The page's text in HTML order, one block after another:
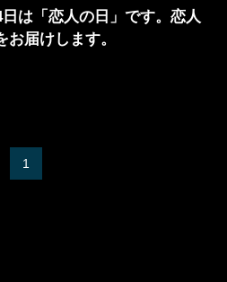
は「恋人の日」です。恋人
届けします。
1